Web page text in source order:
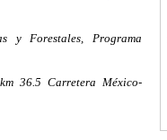
y Forestales, Programa
36.5 Carretera México-